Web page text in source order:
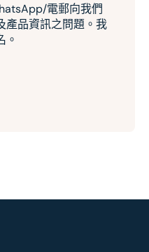
電郵向我們
產品資訊之問題。我
。